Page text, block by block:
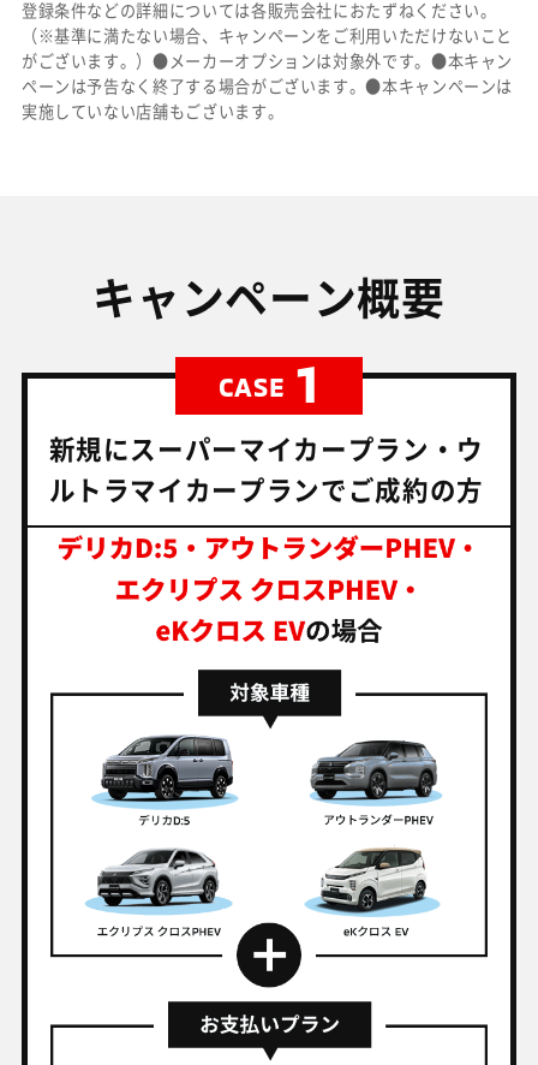
登録条件などの詳細については各販売会社におたずねください。
（※基準に満たない場合、キャンペーンをご利用いただけないこと
がございます。）●メーカーオプションは対象外です。●本キャン
ペーンは予告なく終了する場合がございます。●本キャンペーンは
実施していない店舗もございます。
キャンペーン概要
CASE 1
新規にスーパーマイカープラン・ウ
ルトラマイカープランでご成約の方